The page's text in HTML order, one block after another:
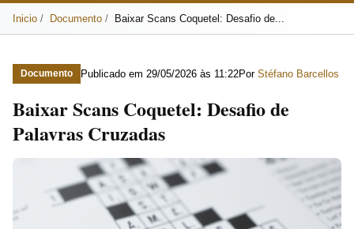
Inicio Documento Baixar Scans Coquetel: Desafio de...
Documento Publicado em 29/05/2026 às 11:22Por Stéfano Barcellos
Baixar Scans Coquetel: Desafio de
Palavras Cruzadas